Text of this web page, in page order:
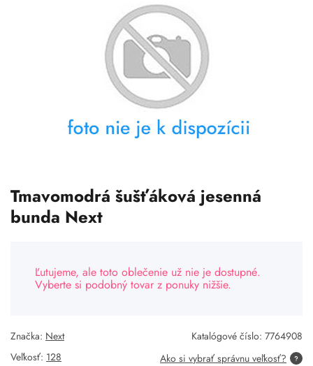
Tmavomodrá šušťáková jesenná
bunda Next
Ľutujeme, ale toto oblečenie už nie je dostupné.
Vyberte si podobný tovar z ponuky nižšie.
Značka: Next Katalógové číslo: 7764908
Veľkosť: 128 Ako si vybrať správnu veľkosť?